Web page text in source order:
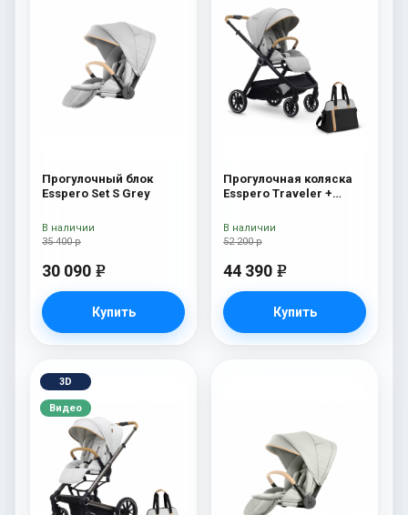
Прогулочный блок
Esspero Set S Grey
35 400 р
30 090 e
Купить
В наличии
Прогулочная коляска
Esspero Traveler +
52 200 р
44 390 e
Купить
В наличии
3D
Видео